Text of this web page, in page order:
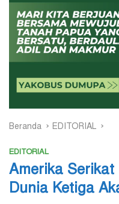
Beranda EDITORIAL
EDITORIAL
Amerika Serikat
Dunia Ketiga